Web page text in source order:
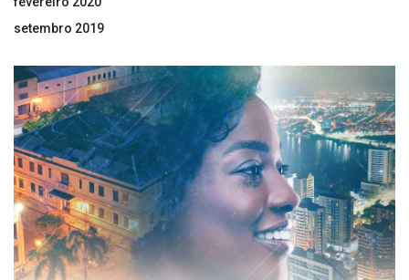
setembro 2019